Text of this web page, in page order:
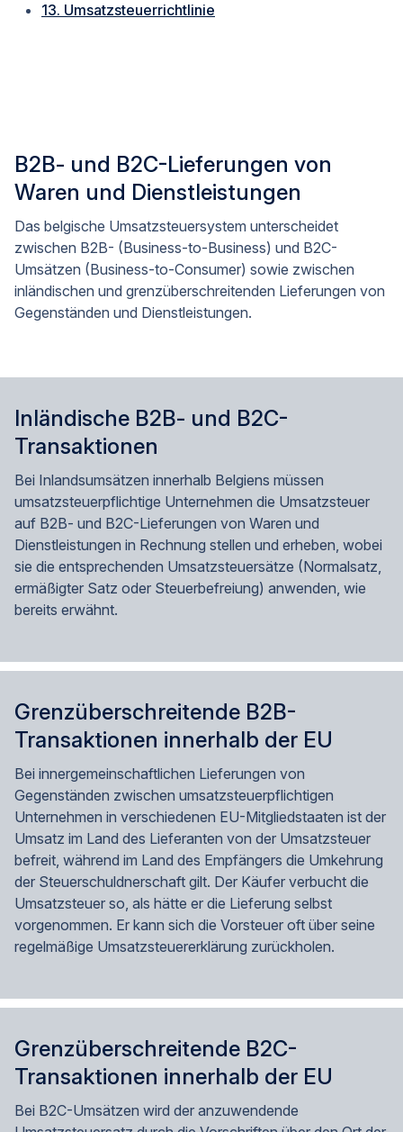
13. Umsatzsteuerrichtlinie
B2B- und B2C-Lieferungen von
Waren und Dienstleistungen
Das belgische Umsatzsteuersystem unterscheidet
zwischen B2B- (Business-to-Business) und B2C-
Umsätzen (Business-to-Consumer) sowie zwischen
inländischen und grenzüberschreitenden Lieferungen von
Gegenständen und Dienstleistungen.
Inländische B2B- und B2C-
Transaktionen
Bei Inlandsumsätzen innerhalb Belgiens müssen
umsatzsteuerpflichtige Unternehmen die Umsatzsteuer
auf B2B- und B2C-Lieferungen von Waren und
Dienstleistungen in Rechnung stellen und erheben, wobei
sie die entsprechenden Umsatzsteuersätze (Normalsatz,
ermäßigter Satz oder Steuerbefreiung) anwenden, wie
bereits erwähnt.
Grenzüberschreitende B2B-
Transaktionen innerhalb der EU
Bei innergemeinschaftlichen Lieferungen von
Gegenständen zwischen umsatzsteuerpflichtigen
Unternehmen in verschiedenen EU-Mitgliedstaaten ist der
Umsatz im Land des Lieferanten von der Umsatzsteuer
befreit, während im Land des Empfängers die Umkehrung
der Steuerschuldnerschaft gilt. Der Käufer verbucht die
Umsatzsteuer so, als hätte er die Lieferung selbst
vorgenommen. Er kann sich die Vorsteuer oft über seine
regelmäßige Umsatzsteuererklärung zurückholen.
Grenzüberschreitende B2C-
Transaktionen innerhalb der EU
Bei B2C-Umsätzen wird der anzuwendende